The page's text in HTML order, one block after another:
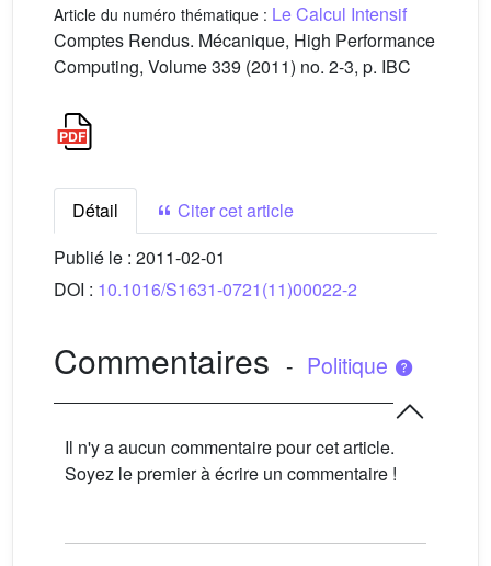
Article du numéro thématique : Le Calcul Intensif
Comptes Rendus. Mécanique, High Performance
Computing, Volume 339 (2011) no. 2-3, p. IBC
Détail
Citer cet article
Publié le : 2011-02-01
DOI : 10.1016/S1631-0721(11)00022-2
Commentaires - Politique
Il n'y a aucun commentaire pour cet article.
Soyez le premier à écrire un commentaire !